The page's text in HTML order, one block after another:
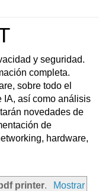
y seguridad.
completa.
sobre todo el
IA, así como análisis
novedades de
de
hardware,
printer.
Mostrar